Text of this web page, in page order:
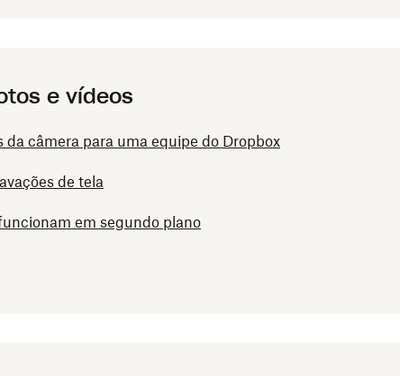
e vídeos
da câmera para uma equipe do Dropbox
de tela
em segundo plano